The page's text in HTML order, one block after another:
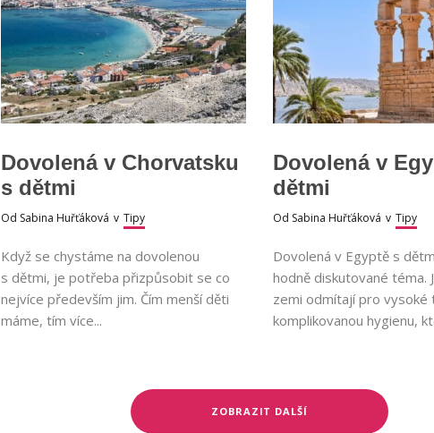
Dovolená v Chorvatsku
s dětmi
Od Sabina Huřťáková v Tipy
Když se chystáme na dovolenou
s dětmi, je potřeba přizpůsobit se co
nejvíce především jim. Čím menší děti
máme, tím více...
Dovolená v
dětmi
Od Sabina Huřťáková v Tipy
Dovolená v Egyptě s
hodně diskutované téma.
zemi odmítají pro vysoké
komplikovanou hygienu,
ZOBRAZIT DALŠÍ